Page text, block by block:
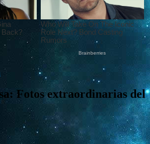
Fotos extraordinarias del